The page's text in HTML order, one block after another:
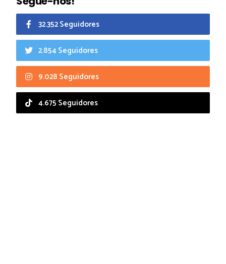
32.352 Seguidores
2.854 Seguidores
9.028 Seguidores
4.675 Seguidores